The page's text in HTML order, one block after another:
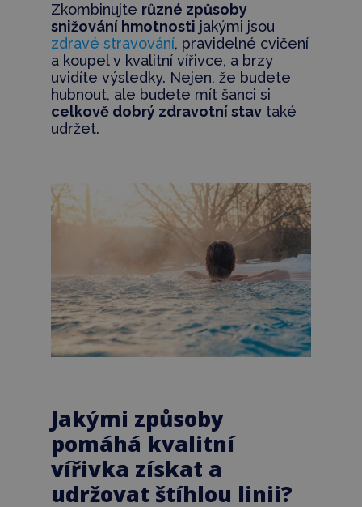
Zkombinujte různé způsoby
snižování hmotnosti jakými jsou
zdravé stravování, pravidelné cvičení
a koupel v kvalitní vířivce, a brzy
uvidíte výsledky. Nejen, že budete
hubnout, ale budete mít šanci si
celkově dobrý zdravotní stavtaké
udržet.
Jakými způsoby
pomáhá kvalitní
vířivka získat a
udržovat štíhlou linii?